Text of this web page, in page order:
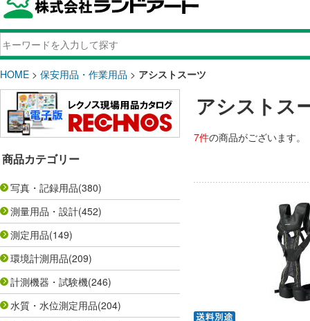
HOME > 保安用品・作業用品 > アシストスーツ
商品カテゴリー
写真・記録用品(380)
測量用品・設計(452)
測定用品(149)
環境計測用品(209)
計測機器・試験機(246)
水質・水位測定用品(204)
アシストス
7件の商品がございます。